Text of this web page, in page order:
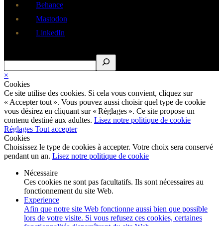
Behance
Mastodon
LinkedIn
×
Cookies
Ce site utilise des cookies. Si cela vous convient, cliquez sur
« Accepter tout ». Vous pouvez aussi choisir quel type de cookie
vous désirez en cliquant sur « Réglages ». Ce site propose un
contenu destiné aux adultes. Lisez notre politique de cookie
Réglages Tout accepter
Cookies
Choisissez le type de cookies à accepter. Votre choix sera conservé
pendant un an. Lisez notre politique de cookie
Nécessaire
Ces cookies ne sont pas facultatifs. Ils sont nécessaires au
fonctionnement du site Web.
Experience
Afin que notre site Web fonctionne aussi bien que possible
lors de votre visite. Si vous refusez ces cookies, certaines